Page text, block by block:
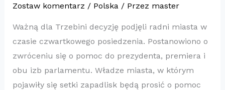
Zostaw komentarz / Polska/ Przez master
Ważną dla Trzebini decyzję podjęli radni miasta w
czasie czwartkowego posiedzenia. Postanowiono o
zwróceniu się o pomoc do prezydenta, premiera i
obu izb parlamentu. Władze miasta, w którym
pojawiły się setki zapadlisk będą prosić o pomoc